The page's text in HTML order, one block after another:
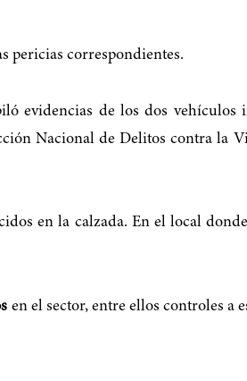
pericias correspondientes.
evidencias de los dos vehículos
Nacional de Delitos contra la
en la calzada. En el local
en el sector, entre ellos controles a